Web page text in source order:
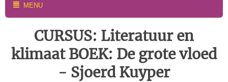
MENU
CURSUS: Literatuur en
klimaat BOEK: De grote vloed
- Sjoerd Kuyper